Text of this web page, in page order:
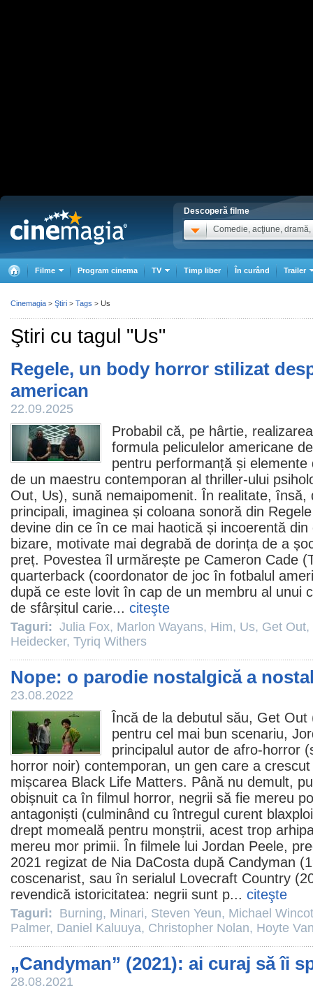
Descoperă filme
Comedie, acţiune, dramă,
Filme Program cinema TV Timp liber În curând Trailer
Ştiri cu tagul "Us"
Regele, un body horror stilizat
american
22.09.2025
Probabil că, pe hârtie,
formula peliculelor americane
pentru performanță și
de un maestru contemporan al thriller-ului
Out, Us), sună nemaipomenit. În realitate, însă,
principali, imaginea și coloana sonoră din Regele
devine din ce în ce mai haotică și incoerentă
bizare, motivate mai degrabă de dorința de a
preț. Povestea îl urmărește pe Cameron Cade (
quarterback (coordonator de joc în fotbalul
după ce este lovit în cap de un membru al unui
de sfârșitul carie... citeşte
Taguri: Julia Fox, Marlon Wayans, Him, Us, Get Out,
Heidecker, Tyriq Withers
Nope: o parodie nostalgică a
23.08.2022
Încă de la debutul său, Get Out
pentru cel mai bun scenariu,
principalul autor de afro-horror
horror noir) contemporan, un gen care a
mișcarea Black Life Matters. Până nu demult,
obișnuit ca în filmul horror, negrii să fie mereu
antagoniști (culminând cu întregul curent
drept momeală pentru monștrii, acest trop
mereu mor primii. În filmele lui Jordan Peele,
2021 regizat de Nia DaCosta după Candyman
coscenarist, sau în serialul Lovecraft Country
revendică istoricitatea: negrii sunt p... citeşte
Taguri: Burning, Minari, Steven Yeun, Michael
Palmer, Daniel Kaluuya, Christopher Nolan, Hoyte
„Candyman” (2021): ai curaj să îi
28.08.2021
Cinemagia > Ştiri > Tags > Us